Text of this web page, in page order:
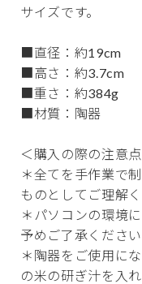
サイズです。
■直径：約19cm
■高さ：約3.7cm
■重さ：約384g
■材質：陶器
＜購入の際の注意
＊全てを手作業で
ものとしてご理解く
＊パソコンの環境
予めご了承ください
＊陶器をご使用に
の米の研ぎ汁を入